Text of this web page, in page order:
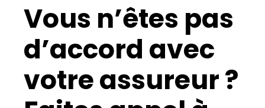
Vous n’êtes pas
d’accord avec
votre assureur ?